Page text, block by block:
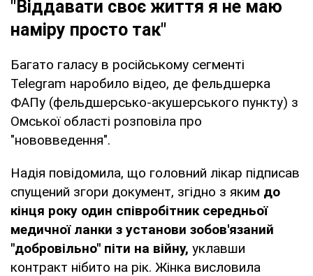
"Віддавати своє життя я не маю
наміру просто так"
Багато галасу в російському сегменті
Telegram наробило відео, де фельдшерка
ФАПу (фельдшерсько-акушерського пункту) з
Омської області розповіла про
"нововведення".
Надія повідомила, що головний лікар підписав
спущений згори документ, згідно з яким до
кінця року один співробітник середньої
медичної ланки з установи зобов'язаний
"добровільно" піти на війну, уклавши
контракт нібито на рік. Жінка висловила